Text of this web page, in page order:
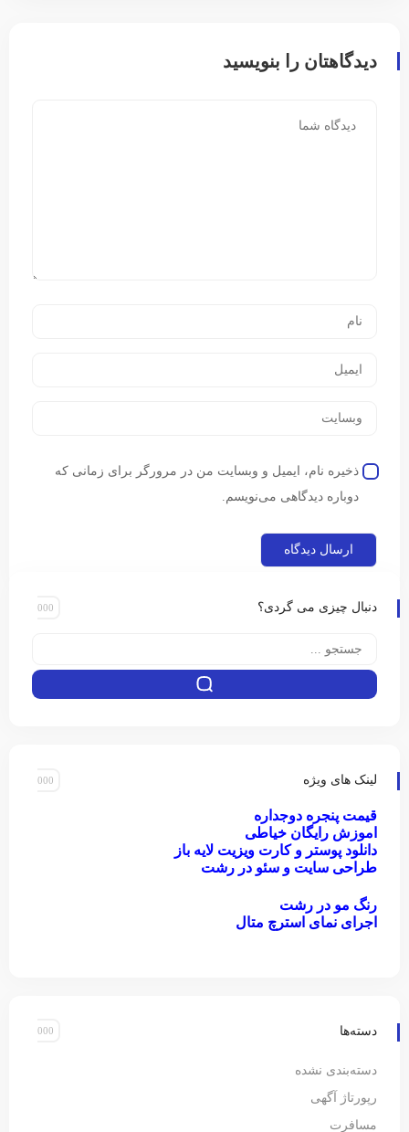
دیدگاهتان را بنویسید
ذخیره نام، ایمیل و وبسایت من در مرورگر برای زمانی که
دوباره دیدگاهی می‌نویسم.
دنبال چیزی می گردی؟
لینک های ویژه
قیمت پنجره دوجداره
اموزش رایگان خیاطی
دانلود پوستر و کارت ویزیت لایه باز
طراحی سایت و سئو در رشت
رنگ مو در رشت
اجرای نمای استرچ متال
دسته‌ها
دسته‌بندی نشده
رپورتاژ آگهی
مسافرت